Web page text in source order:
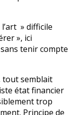
l’art » difficile
», ici
tenir compte
tout semblait
état financier
trop
Principe de